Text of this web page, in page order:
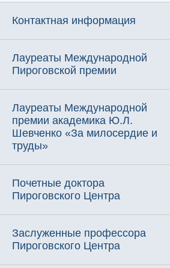
Контактная информация
Лауреаты Международной
Пироговской премии
Лауреаты Международной
премии академика Ю.Л.
Шевченко «За милосердие и
труды»
Почетные доктора
Пироговского Центра
Заслуженные профессора
Пироговского Центра